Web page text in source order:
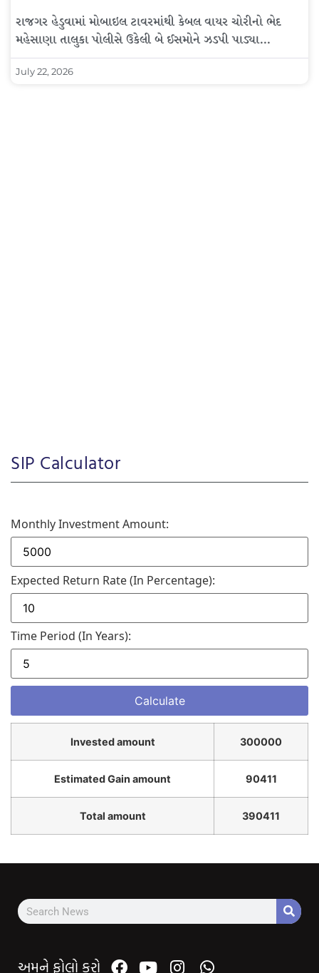
રાજગર હેડુવામાં મોબાઇલ ટાવરમાંથી કેબલ વાયર ચોરીનો ભેદ
મહેસાણા તાલુકા પોલીસે ઉકેલી બે ઈસમોને ઝડપી પાડ્યા…
July 22, 2026
SIP Calculator
Monthly Investment Amount:
Expected Return Rate (in Percentage):
Time Period (in Years):
Invested amount 300000
Estimated Gain amount 90411
Total amount 390411
અમને ફોલો કરો